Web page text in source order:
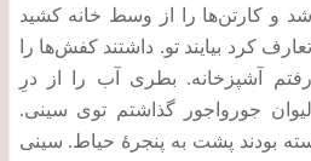
و کارتن‌ها را از وسط خانه کشید
کرد بیایند تو. داشتند کفش‌ها را
آشپزخانه. بطری آب را از درِ
جورواجور گذاشتم توی سینی.
بودند پشت به پنجرۀ حیاط. سینی